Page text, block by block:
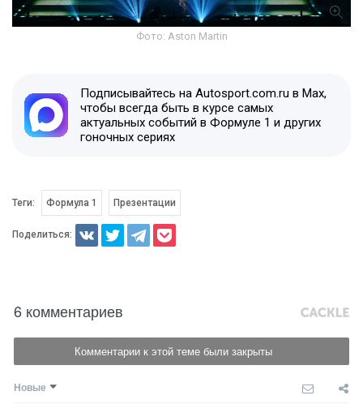
Фото: Aston Martin
Подписывайтесь на Autosport.com.ru в Max,
чтобы всегда быть в курсе самых
актуальных событий в Формуле 1 и других
гоночных сериях
Теги: Формула 1 Презентации
Поделиться:
6 комментариев
Комментарии к этой теме были закрыты
Новые